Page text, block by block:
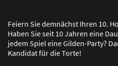
Feiern Sie demnächst Ihren 10.
Haben Sie seit 10 Jahren eine
jedem Spiel eine Gilden-Party?
Kandidat für die Torte!